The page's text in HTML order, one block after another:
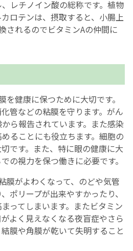
レチノイン酸の総称です。植物
ロテンは、摂取すると、小腸上
されるのでビタミンAの仲間に
を健康に保つために大切です。
管などの粘膜を守ります。がん
ら報告されています。また感染
ることにも役立ちます。細胞の
です。また、特に眼の健康に大
の視力を保つ働きに必要です。
膜がよわくなって、のどや気管
ポリープが出来やすかったり、
ってしまいます。またビタミン
よく見えなくなる夜盲症やさら
膜や角膜が乾いて失明すること
ロフィール